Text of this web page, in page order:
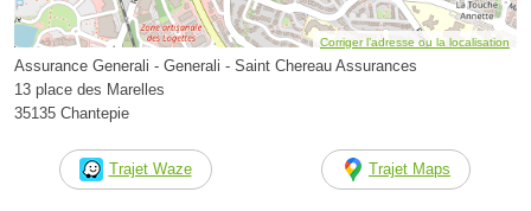
Corriger l’adresse ou la localisation
Assurance Generali - Generali - Saint Chereau Assurances
13 place des Marelles
35135 Chantepie
Trajet Waze Trajet Maps